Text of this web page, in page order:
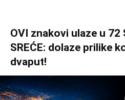
OVI znakovi ulaze u 72
SREĆE: dolaze prilike
dvaput!